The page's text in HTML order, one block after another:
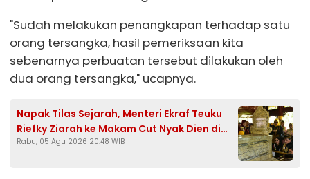
"Sudah melakukan penangkapan terhadap satu
orang tersangka, hasil pemeriksaan kita
sebenarnya perbuatan tersebut dilakukan oleh
dua orang tersangka," ucapnya.
Napak Tilas Sejarah, Menteri Ekraf Teuku
Riefky Ziarah ke Makam Cut Nyak Dien di
Sumedang
Rabu, 05 Agu 2026 20:48 WIB